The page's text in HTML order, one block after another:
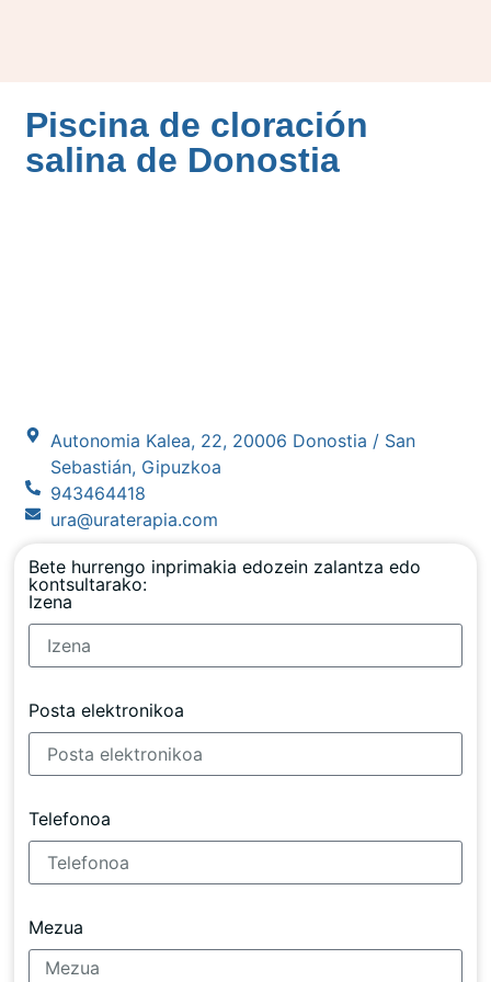
Piscina de cloración
salina de Donostia
Autonomia Kalea, 22, 20006 Donostia / San
Sebastián, Gipuzkoa
943464418
ura@uraterapia.com
Bete hurrengo inprimakia edozein zalantza edo
kontsultarako:
Izena
Posta elektronikoa
Telefonoa
Mezua